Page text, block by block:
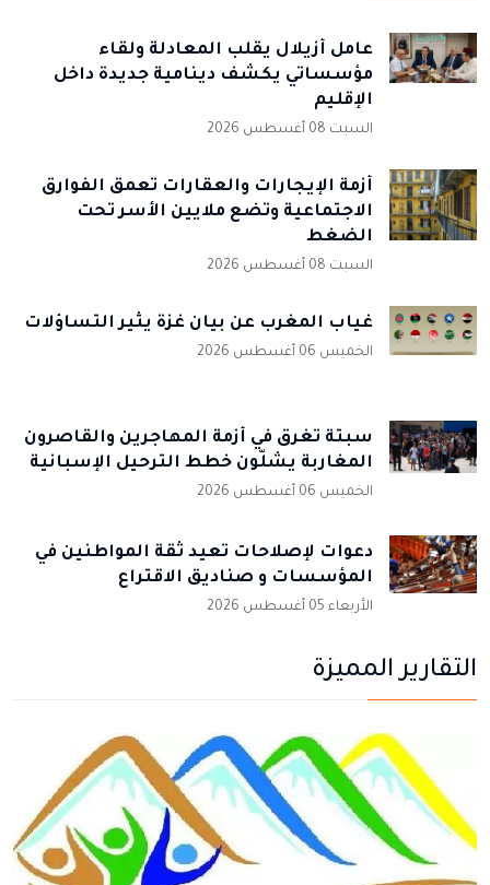
عامل أزيلال يقلب المعادلة ولقاء
مؤسساتي يكشف دينامية جديدة داخل
الإقليم
السبت 08 أغسطس 2026
أزمة الإيجارات والعقارات تعمق الفوارق
الاجتماعية وتضع ملايين الأسر تحت
الضغط
السبت 08 أغسطس 2026
غياب المغرب عن بيان غزة يثير التساؤلات
الخميس 06 أغسطس 2026
سبتة تغرق في أزمة المهاجرين والقاصرون
المغاربة يشلّون خطط الترحيل الإسبانية
الخميس 06 أغسطس 2026
دعوات لإصلاحات تعيد ثقة المواطنين في
المؤسسات و صناديق الاقتراع
الأربعاء 05 أغسطس 2026
التقارير المميزة